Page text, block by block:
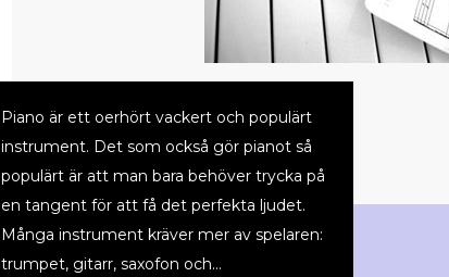
Piano är ett oerhört vackert och populärt
instrument. Det som också gör pianot så
populärt är att man bara behöver trycka på
en tangent för att få det perfekta ljudet.
Många instrument kräver mer av spelaren:
trumpet, gitarr, saxofon och…